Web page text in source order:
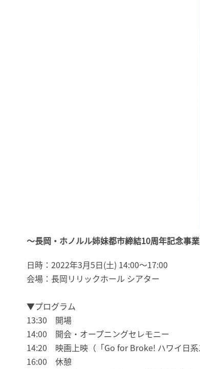
～長岡・ホノルル姉妹都市締結10周年記念事
日時：2022年3月5日(土) 14:00～17:00
会場：長岡リリックホール シアター
▼プログラム
13:30 開場
14:00 開会・オープニングセレモニー
14:20 映画上映（「Go for Broke! ハワイ日系
16:00 休憩